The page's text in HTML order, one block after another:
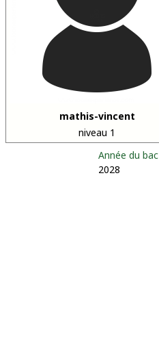
mathis-vincent
niveau 1
Année du bac
2028